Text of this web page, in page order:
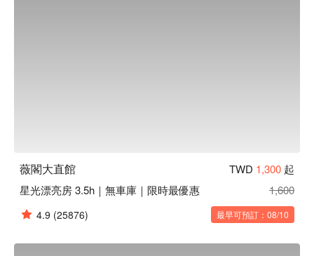
薇閣大直館 TWD 1,300 起
星光漂亮房 3.5h｜無車庫｜限時最優惠
1,600
4.9 (25876) 最早可預訂：08/10